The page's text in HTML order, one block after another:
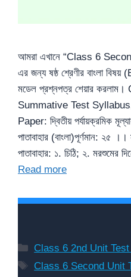
আমরা এখানে “Class 6
এর জন্য ষষ্ঠ শ্রেণীর বাংলা
মডেল প্রশ্নপত্র শেয়ার
Summative Test
Paper: দ্বিতীয় পর্যায়ক্রমিক
পাতাবাহার (বাংলা)পূর্ণমান: ২৫
পাতাবাহার: ১. চিঠি; ২.
Read more
Categories
Class 6 2nd Unit
Tags
Class 6 Second Unit